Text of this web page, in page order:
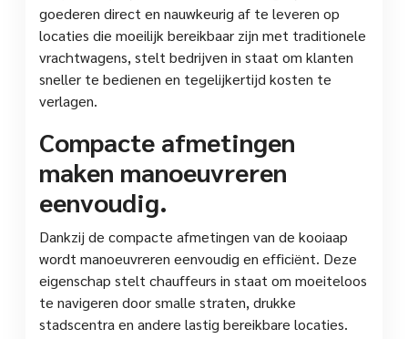
goederen direct en nauwkeurig af te leveren op
locaties die moeilijk bereikbaar zijn met traditionele
vrachtwagens, stelt bedrijven in staat om klanten
sneller te bedienen en tegelijkertijd kosten te
verlagen.
Compacte afmetingen
maken manoeuvreren
eenvoudig.
Dankzij de compacte afmetingen van de kooiaap
wordt manoeuvreren eenvoudig en efficiënt. Deze
eigenschap stelt chauffeurs in staat om moeiteloos
te navigeren door smalle straten, drukke
stadscentra en andere lastig bereikbare locaties.